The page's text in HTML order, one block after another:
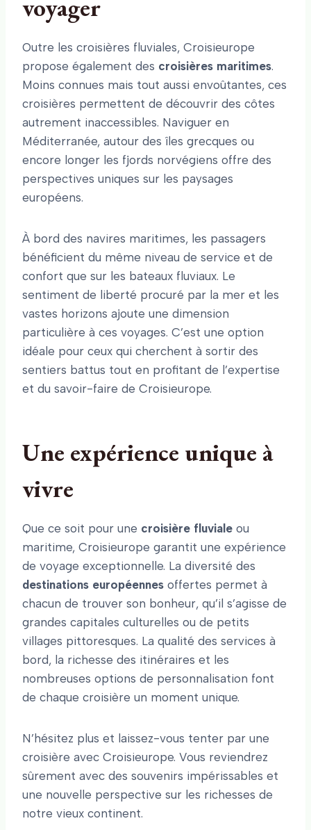
voyager
Outre les croisières fluviales, Croisieurope
propose également des croisières maritimes.
Moins connues mais tout aussi envoûtantes, ces
croisières permettent de découvrir des côtes
autrement inaccessibles. Naviguer en
Méditerranée, autour des îles grecques ou
encore longer les fjords norvégiens offre des
perspectives uniques sur les paysages
européens.
À bord des navires maritimes, les passagers
bénéficient du même niveau de service et de
confort que sur les bateaux fluviaux. Le
sentiment de liberté procuré par la mer et les
vastes horizons ajoute une dimension
particulière à ces voyages. C’est une option
idéale pour ceux qui cherchent à sortir des
sentiers battus tout en profitant de l’expertise
et du savoir-faire de Croisieurope.
Une expérience unique à
vivre
Que ce soit pour une croisière fluviale ou
maritime, Croisieurope garantit une expérience
de voyage exceptionnelle. La diversité des
destinations européennes offertes permet à
chacun de trouver son bonheur, qu’il s’agisse de
grandes capitales culturelles ou de petits
villages pittoresques. La qualité des services à
bord, la richesse des itinéraires et les
nombreuses options de personnalisation font
de chaque croisière un moment unique.
N’hésitez plus et laissez-vous tenter par une
croisière avec Croisieurope. Vous reviendrez
sûrement avec des souvenirs impérissables et
une nouvelle perspective sur les richesses de
notre vieux continent.